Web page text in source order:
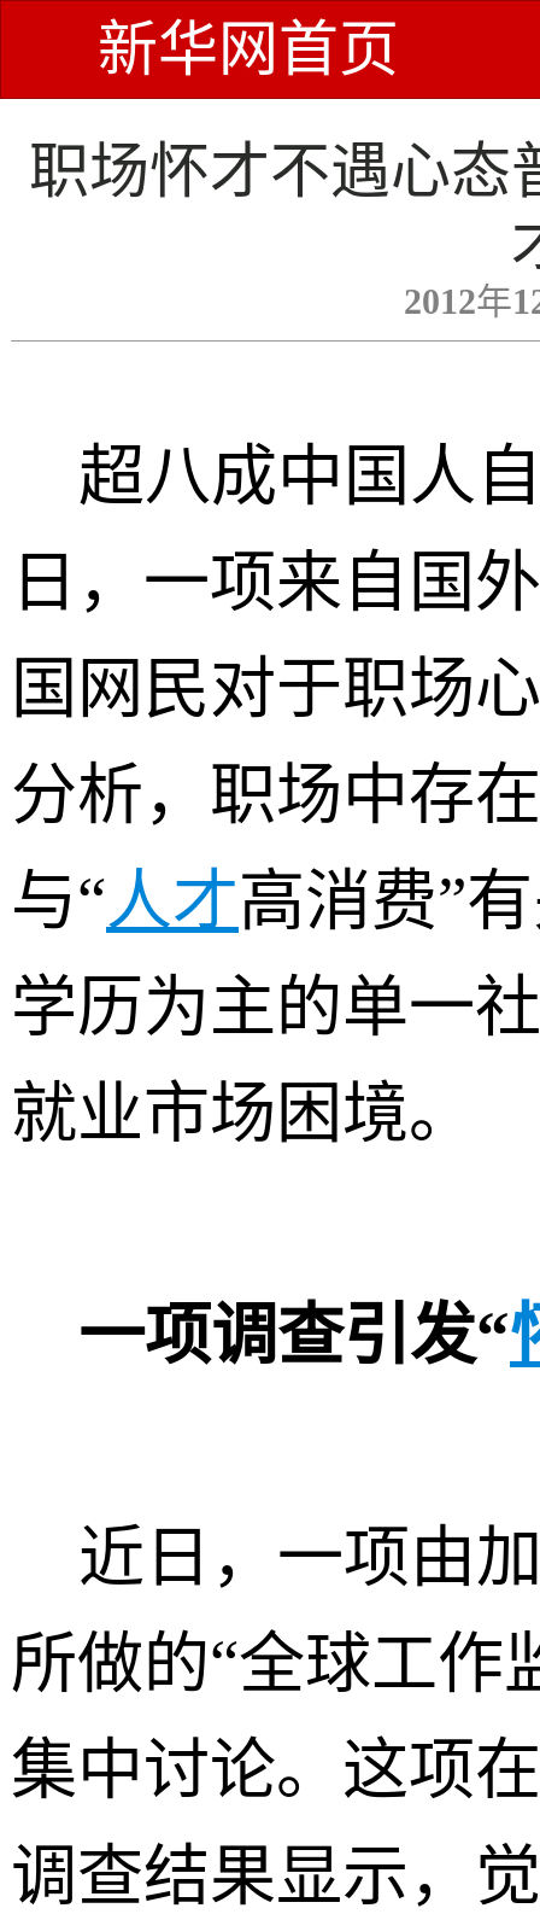
新华网首页
职场怀才不遇心态
2012年
超八成中国人
日，一项来自国
国网民对于职场
分析，职场中存
与“人才高消费”
学历为主的单一
就业市场困境。
一项调查引发“
近日，一项由
所做的“全球工作
集中讨论。这项
调查结果显示，